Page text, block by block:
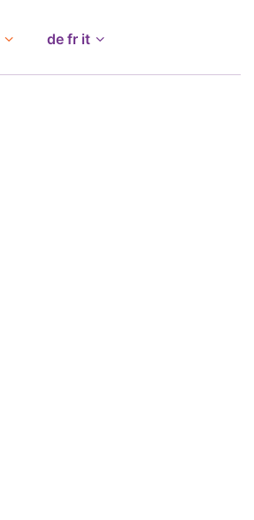
de fr it